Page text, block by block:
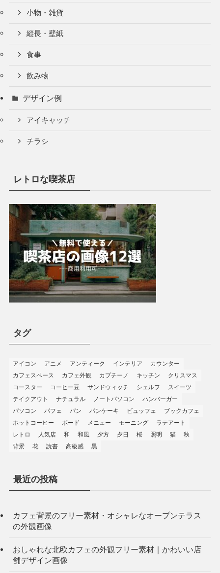
小物・雑貨
縦長・壁紙
食事
飲み物
デザイン例
アイキャッチ
チラシ
レトロな喫茶店
タグ
アイコン アニメ アンティーク インテリア
カウンター
カフェスペース
カフェ外観 カプチーノ キッチン
クリスマス
コースター
コーヒー豆 サンドウィッチ シェルフ
スイーツ
テイクアウト
ナチュラル ノートパソコン
ハンバーガー
パソコン
パフェ パン パンケーキ ビュッフェ
ブックカフェ
ホットコーヒー
ボード メニュー モーニング
ラテアート
レトロ
人気店 和 和風 夕方 夕日 桜 照明 猫
秋
背景
花 読書 高級感 黒
最近の投稿
カフェ背景のフリー素材・オシャレなオープンテラス
の外観画像
おしゃれな北欧カフェの外観フリー素材｜かわいい店
舗デザイン画像